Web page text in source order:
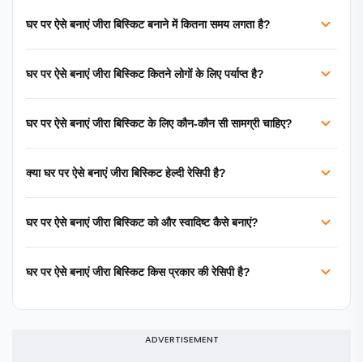
घर पर ऐसे बनाएं जीरा बिस्किट बनाने में कितना समय लगता है?
घर पर ऐसे बनाएं जीरा बिस्किट कितने लोगों के लिए पर्याप्त है?
घर पर ऐसे बनाएं जीरा बिस्किट के लिए कौन-कौन सी सामग्री चाहिए?
क्या घर पर ऐसे बनाएं जीरा बिस्किट हेल्दी रेसिपी है?
घर पर ऐसे बनाएं जीरा बिस्किट को और स्वादिष्ट कैसे बनाएं?
घर पर ऐसे बनाएं जीरा बिस्किट किस प्रकार की रेसिपी है?
ADVERTISEMENT